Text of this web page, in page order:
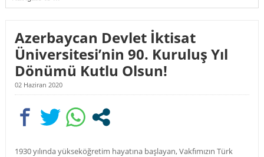
Azerbaycan Devlet İktisat
Üniversitesi’nin 90. Kuruluş Yıl
Dönümü Kutlu Olsun!
02 Haziran 2020
1930 yılında yükseköğretim hayatına başlayan, Vakfımızın Türk